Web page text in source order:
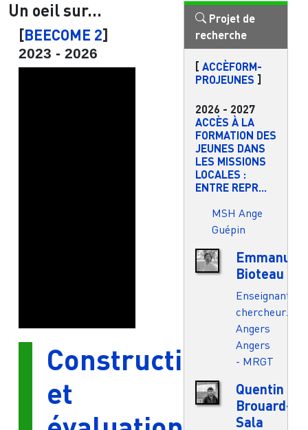
Un oeil sur...
[BEECOME 2]
2023 - 2026
Construction
et
Projet de
recherche
[ ACCÈFORM-
PROJEUNES ]
2026 - 2027
ACCÈS À LA
FORMATION DES
JEUNES DANS
LES MISSIONS
LOCALES :
ENTRE REPR...
MSH Ange
Guépin
Emmanuel
Bioteau
Enseignant.e-
chercheur.e
Angers
Angers
- MRGT
Quentin
Brouard-
Sala